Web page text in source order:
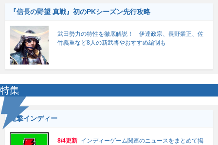
『信長の野望 真戦』初のPKシーズン先行攻略
武田勢力の特性を徹底解説！ 伊達政宗、長野業正、佐
竹義重など8人の新武将やおすすめ編制も
特集
電撃インディー
8/4更新 インディーゲーム関連のニュースをまとめて掲